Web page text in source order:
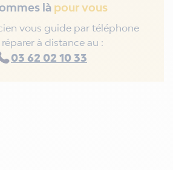
là pour vous
vous guide par téléphone
à distance au :
03 62 02 10 33